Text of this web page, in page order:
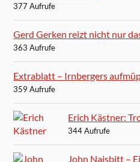
377 Aufrufe
Gerd Gerken reizt nicht nur
363 Aufrufe
Extrablatt – Irnbergers
359 Aufrufe
Erich Kästner:
344 Aufrufe
John Naisbitt –